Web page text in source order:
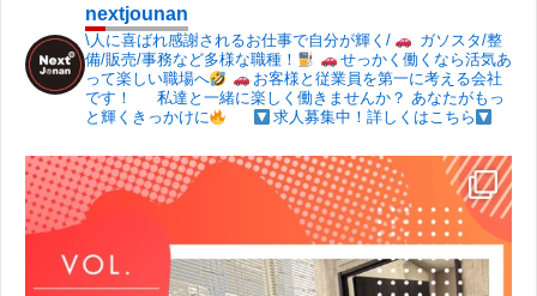
nextjounan
\人に喜ばれ感謝されるお仕事で自分が輝く/
ガソスタ/整
備/販売/事務など多様な職種！
せっかく働くなら活気あ
って楽しい職場へ
お客様と従業員を第一に考える会社
です！
私達と一緒に楽しく働きませんか？ あなたがもっ
と輝くきっかけに
求人募集中！詳しくはこちら